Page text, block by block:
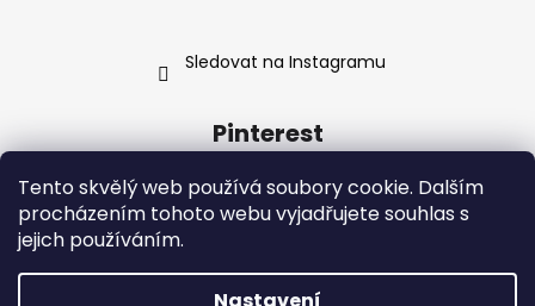
Tento skvělý web používá soubory cookie. Dalším
procházením tohoto webu vyjadřujete souhlas s
jejich používáním.
Sledovat na Instagramu
Pinterest
Kontakt